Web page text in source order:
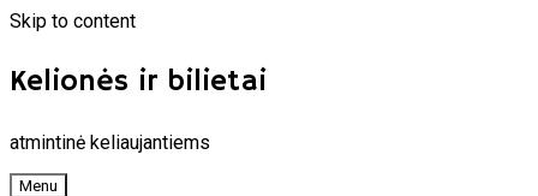
Skip to content
Kelionės ir bilietai
atmintinė keliaujantiems
Menu